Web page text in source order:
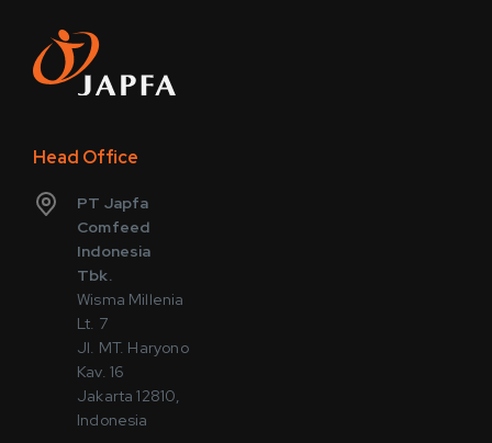
Head Office
PT Japfa
Comfeed
Indonesia
Tbk.
Wisma Millenia
Lt. 7
Jl. MT. Haryono
Kav. 16
Jakarta 12810,
Indonesia